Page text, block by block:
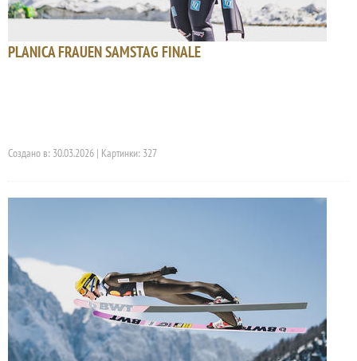
PLANICA FRAUEN SAMSTAG FINALE
Создано в: 30.03.2026 | Картинки: 327